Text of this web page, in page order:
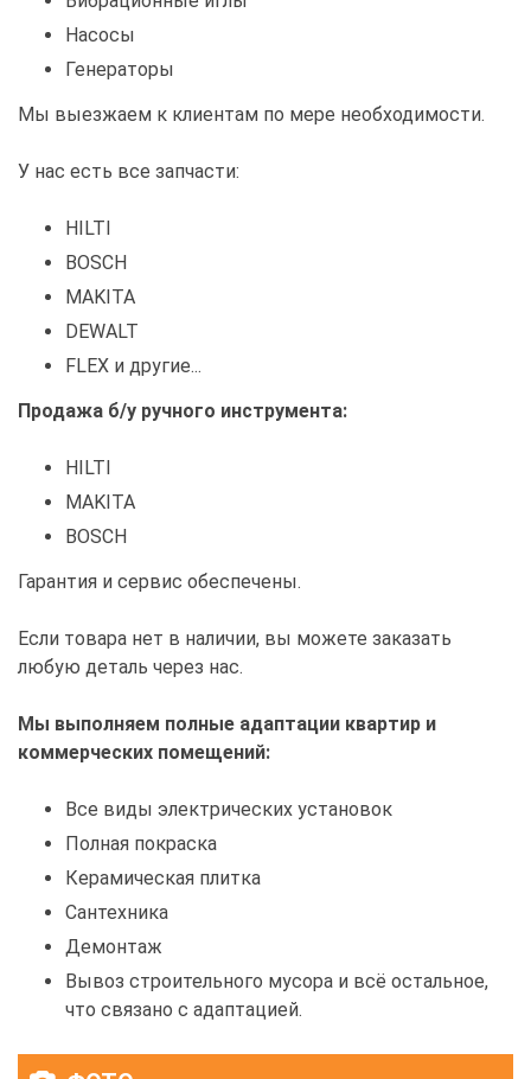
Насосы
Генераторы
Мы выезжаем к клиентам по мере необходимости.
У нас есть все запчасти:
HILTI
BOSCH
MAKITA
DEWALT
FLEX и другие...
Продажа б/у ручного инструмента:
HILTI
MAKITA
BOSCH
Гарантия и сервис обеспечены.
Если товара нет в наличии, вы можете заказать
любую деталь через нас.
Мы выполняем полные адаптации квартир и
коммерческих помещений:
Все виды электрических установок
Полная покраска
Керамическая плитка
Сантехника
Демонтаж
Вывоз строительного мусора и всё остальное,
что связано с адаптацией.